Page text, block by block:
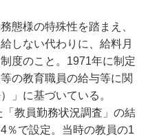
態様の特殊性を踏まえ、
しない代わりに、給料月
度のこと。1971年に制定
の教育職員の給与等に関
」に基づいている。
教員勤務状況調査」の結
％で設定。当時の教員の1